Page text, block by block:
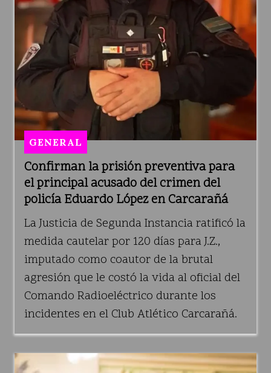
Confirman la prisión preventiva para
el principal acusado del crimen del
policía Eduardo López en Carcarañá
GENERAL
La Justicia de Segunda Instancia ratificó la
medida cautelar por 120 días para J.Z.,
imputado como coautor de la brutal
agresión que le costó la vida al oficial del
Comando Radioeléctrico durante los
incidentes en el Club Atlético Carcarañá.